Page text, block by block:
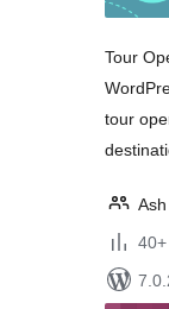
Tour
tour